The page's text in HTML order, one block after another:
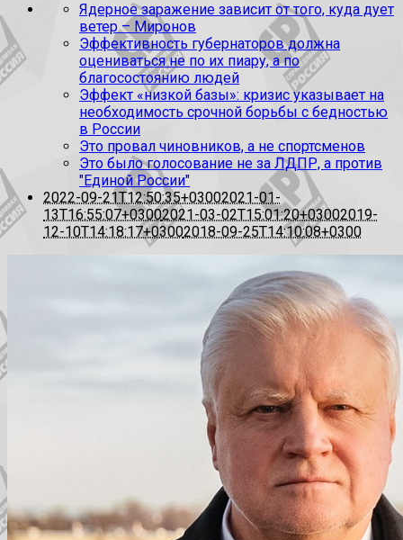
Ядерное заражение зависит от того, куда дует
ветер – Миронов
Эффективность губернаторов должна
оцениваться не по их пиару, а по
благосостоянию людей
Эффект «низкой базы»: кризис указывает на
необходимость срочной борьбы с бедностью
в России
Это провал чиновников, а не спортсменов
Это было голосование не за ЛДПР, а против
"Единой России"
2022-09-21T12:50:35+03002021-01-
13T16:55:07+03002021-03-02T15:01:20+03002019-
12-10T14:18:17+03002018-09-25T14:10:08+0300